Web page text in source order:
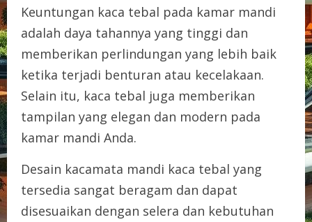
Keuntungan kaca tebal pada kamar mandi
adalah daya tahannya yang tinggi dan
memberikan perlindungan yang lebih baik
ketika terjadi benturan atau kecelakaan.
Selain itu, kaca tebal juga memberikan
tampilan yang elegan dan modern pada
kamar mandi Anda.
Desain kacamata mandi kaca tebal yang
tersedia sangat beragam dan dapat
disesuaikan dengan selera dan kebutuhan